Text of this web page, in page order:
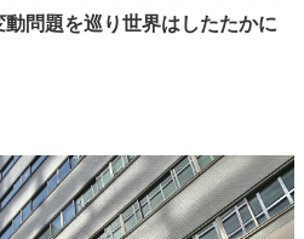
動問題を巡り世界はしたたかに